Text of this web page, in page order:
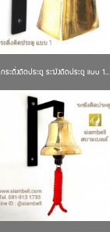
กระดิ่งติดประตู ระฆังติดประตู แบบ 1...